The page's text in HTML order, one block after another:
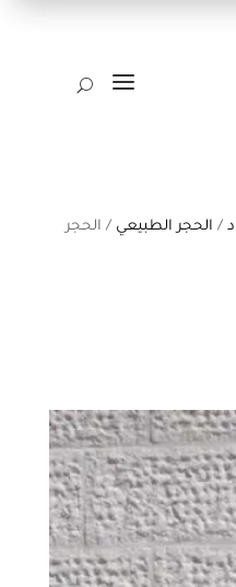
a
U
/ الحجر الطبيعي / الحجر